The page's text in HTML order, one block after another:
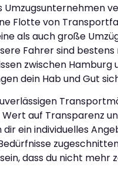
Umzugsunternehmen
Flotte von
als auch große
Fahrer sind
zwischen Hamburg
dein Hab und Gut
auf Transparenz
dir ein individuelles
dass du nicht mehr